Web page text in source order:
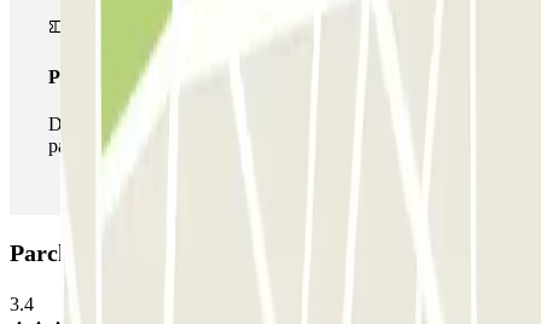
Pass illlimitato
Durante il tuo soggiorno potrai entrare e uscire dal
parcheggio tutte le volte che vorrai.
Parcheggio Visconde de Santarém: Opinioni
3.4